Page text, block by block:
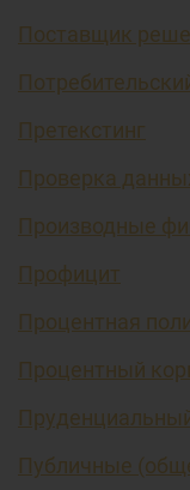
Поставщик
Претекстинг
Проверка
Производные
Профицит
Процентная
Процентный
Публичные